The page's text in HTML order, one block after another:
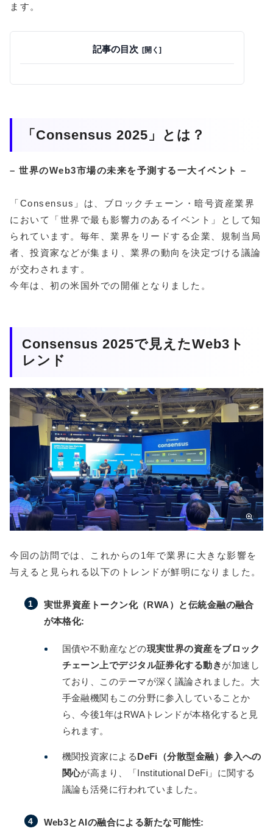
ます。
記事の目次
「Consensus 2025」とは？
– 世界のWeb3市場の未来を予測する一大イベント –
「Consensus」は、ブロックチェーン・暗号資産業界
において「世界で最も影響力のあるイベント」として知
られています。毎年、業界をリードする企業、規制当局
者、投資家などが集まり、業界の動向を決定づける議論
が交わされます。
今年は、初の米国外での開催となりました。
Consensus 2025で見えたWeb3ト
レンド
今回の訪問では、これからの1年で業界に大きな影響を
与えると見られる以下のトレンドが鮮明になりました。
実世界資産トークン化（RWA）と伝統金融の融合
が本格化:
国債や不動産などの現実世界の資産をブロック
チェーン上でデジタル証券化する動きが加速し
ており、このテーマが深く議論されました。大
手金融機関もこの分野に参入していることか
ら、今後1年はRWAトレンドが本格化すると見
られます。
機関投資家によるDeFi（分散型金融）参入への
関心が高まり、「Institutional DeFi」に関する
議論も活発に行われていました。
Web3とAIの融合による新たな可能性: